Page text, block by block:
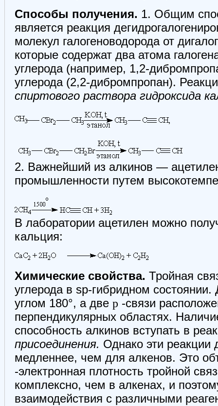
Способы получения. 1. Общим
является реакция
молекул галогеноводорода от
которые содержат два атома
углерода (например, 1,2-
углерода (2,2-дибромпропан).
спиртового раствора гидроксида
2. Важнейший из алкинов —
промышленности путем
В лаборатории ацетилен можно
кальция:
Химические свойства. Тройная
углерода в sp-гибридном
углом 180°, а две p -связи
перпендикулярных областях.
способность алкинов вступать в
присоединения. Однако эти реакции
медленнее, чем для алкенов. Это
-электронная плотность тройной
комплексно, чем в алкенах, и
взаимодействия с различными